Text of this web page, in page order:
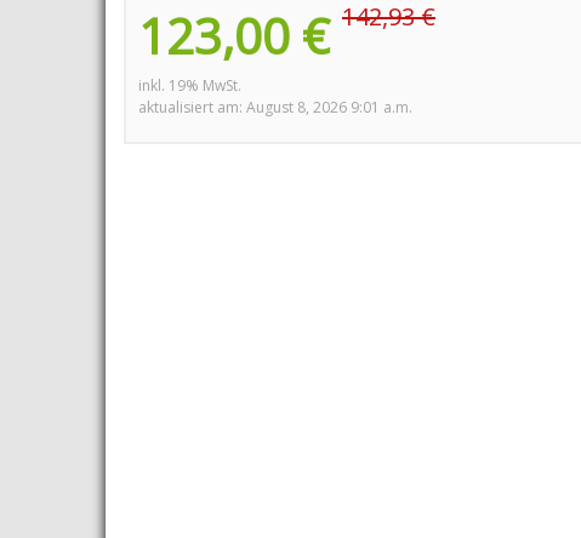
123,00 € 142,93 €
inkl. 19% MwSt.
aktualisiert am: August 8, 2026 9:01 a.m.